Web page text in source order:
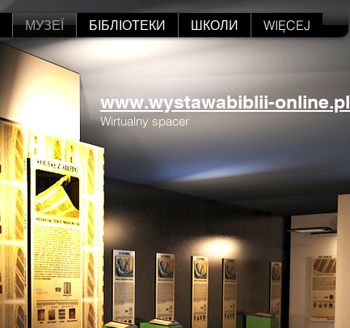
www.wystawabiblii-online.pl
Wirtualny spacer
МУЗЕЇ БІБЛІОТЕКИ ШКОЛИ WIĘCEJ